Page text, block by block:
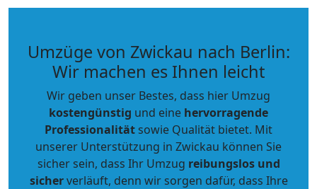
Umzüge von Zwickau nach Berlin:
Wir machen es Ihnen leicht
Wir geben unser Bestes, dass hier Umzug
kostengünstig und eine hervorragende
Professionalitätsowie Qualität bietet. Mit
unserer Unterstützung in Zwickau können Sie
sicher sein, dass Ihr Umzug reibungslos und
sicherverläuft, denn wir sorgen dafür, dass Ihre